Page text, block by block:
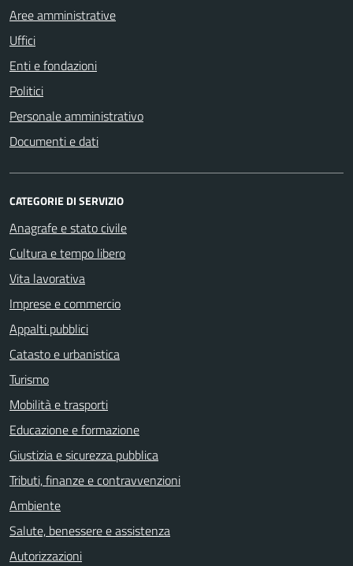
Aree amministrative
Uffici
Enti e fondazioni
Politici
Personale amministrativo
Documenti e dati
CATEGORIE DI SERVIZIO
Anagrafe e stato civile
Cultura e tempo libero
Vita lavorativa
Imprese e commercio
Appalti pubblici
Catasto e urbanistica
Turismo
Mobilità e trasporti
Educazione e formazione
Giustizia e sicurezza pubblica
Tributi, finanze e contravvenzioni
Ambiente
Salute, benessere e assistenza
Autorizzazioni